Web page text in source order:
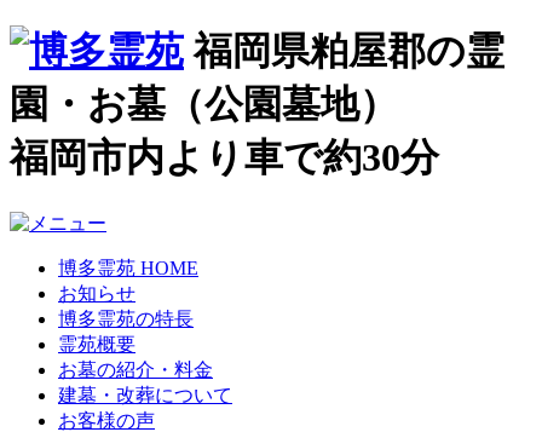
福岡県粕屋郡の霊
園・お墓（公園墓地）
福岡市内より車で約30分
博多霊苑 HOME
お知らせ
博多霊苑の特長
霊苑概要
お墓の紹介・料金
建墓・改葬について
お客様の声